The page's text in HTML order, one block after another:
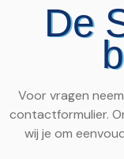
De
Voor vragen
contactformulier.
wij je om